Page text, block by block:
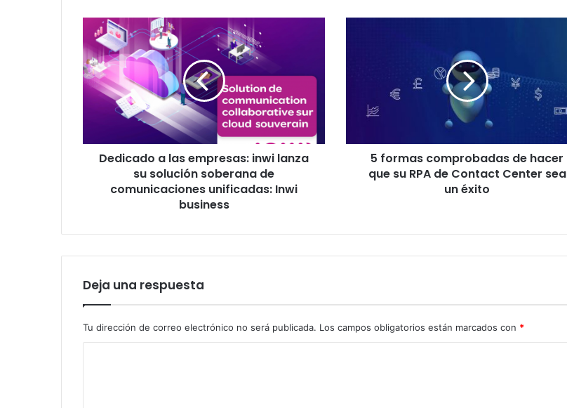
Dedicado
las
empresas:
inwi
lanza
soberana
comunicaciones
unificadas:
Dedicado a las empresas: inwi lanza
su solución soberana de
comunicaciones unificadas: Inwi
business
de
Contact
Center
5 formas comprobadas de hacer
que su RPA de Contact Center sea
un éxito
Deja una respuesta
Tu dirección de correo electrónico no será publicada. Los campos obligatorios están marcados con *